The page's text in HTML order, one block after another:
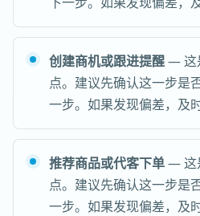
创建商机或跟进提醒— 这
点。建议先确认这一步是
一步。如果发现偏差，及
推荐商品或代客下单— 这
点。建议先确认这一步是
一步。如果发现偏差，及